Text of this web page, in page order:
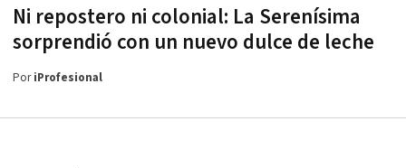
Ni repostero ni colonial: La Serenísima
sorprendió con un nuevo dulce de leche
PoriProfesional